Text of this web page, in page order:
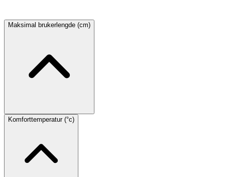
Maksimal brukerlengde (cm)
Komforttemperatur (°c)